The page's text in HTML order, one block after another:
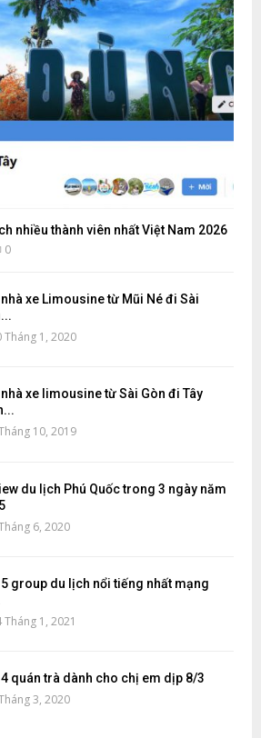
nhiều thành viên nhất Việt Nam 2026
0
xe Limousine từ Mũi Né đi Sài
Tháng 1, 2020
xe limousine từ Sài Gòn đi Tây
10, 2019
du lịch Phú Quốc trong 3 ngày năm
6, 2020
5 group du lịch nổi tiếng nhất mạng
Tháng 1, 2021
quán trà dành cho chị em dịp 8/3
3, 2020